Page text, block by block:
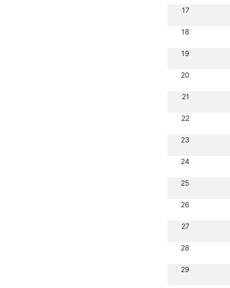
17
18
19
20
21
22
23
24
25
26
27
28
29